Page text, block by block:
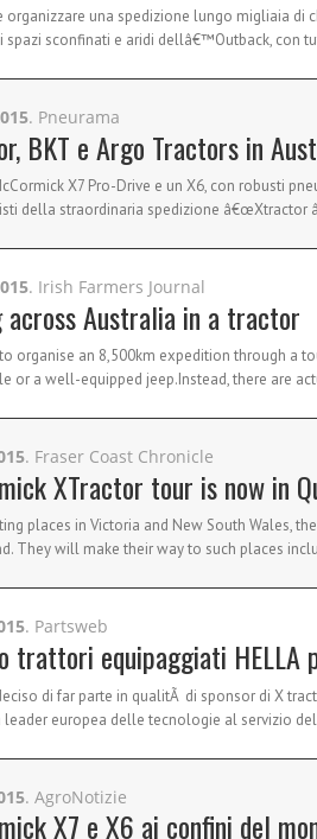
organizzare una spedizione lungo migliaia
spazi sconfinati e aridi dellâ€™Outback, con
. Pneurama
BKT e Argo Tractors in
X7 Pro-Drive e un X6, con robusti
della straordinaria spedizione â€œXtractor
. Irish Farmers Journal
across Australia in a tractor
organise an 8,500km expedition through a
or a well-equipped jeep.Instead, there are
. Fraser Coast Chronicle
XTractor tour is now in
places in Victoria and New South Wales,
They will make their way to such places
. Partsweb
trattori equipaggiati HELLA
di far parte in qualitÃ di sponsor di X
leader europea delle tecnologie al servizio
. AgroNotizie
X7 e X6 ai confini del